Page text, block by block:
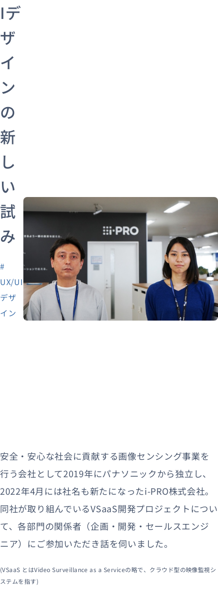
Iデ
ザ
イ
ン
の
新
し
い
試
み
#
UX/UI
デザ
イン
安全・安心な社会に貢献する画像センシング事業を
行う会社として2019年にパナソニックから独立し、
2022年4月には社名も新たになったi-PRO株式会社。
同社が取り組んでいるVSaaS開発プロジェクトについ
て、各部門の関係者（企画・開発・セールスエンジ
ニア）にご参加いただき話を伺いました。
(VSaaS とはVideo Surveillance as a Serviceの略で、クラウド型の映像監視シ
ステムを指す)